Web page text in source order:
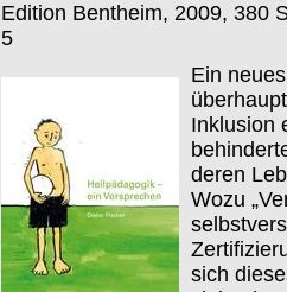
Edition Bentheim, 2009, 380
5
Ein
Inklusion
deren
Wozu
sich